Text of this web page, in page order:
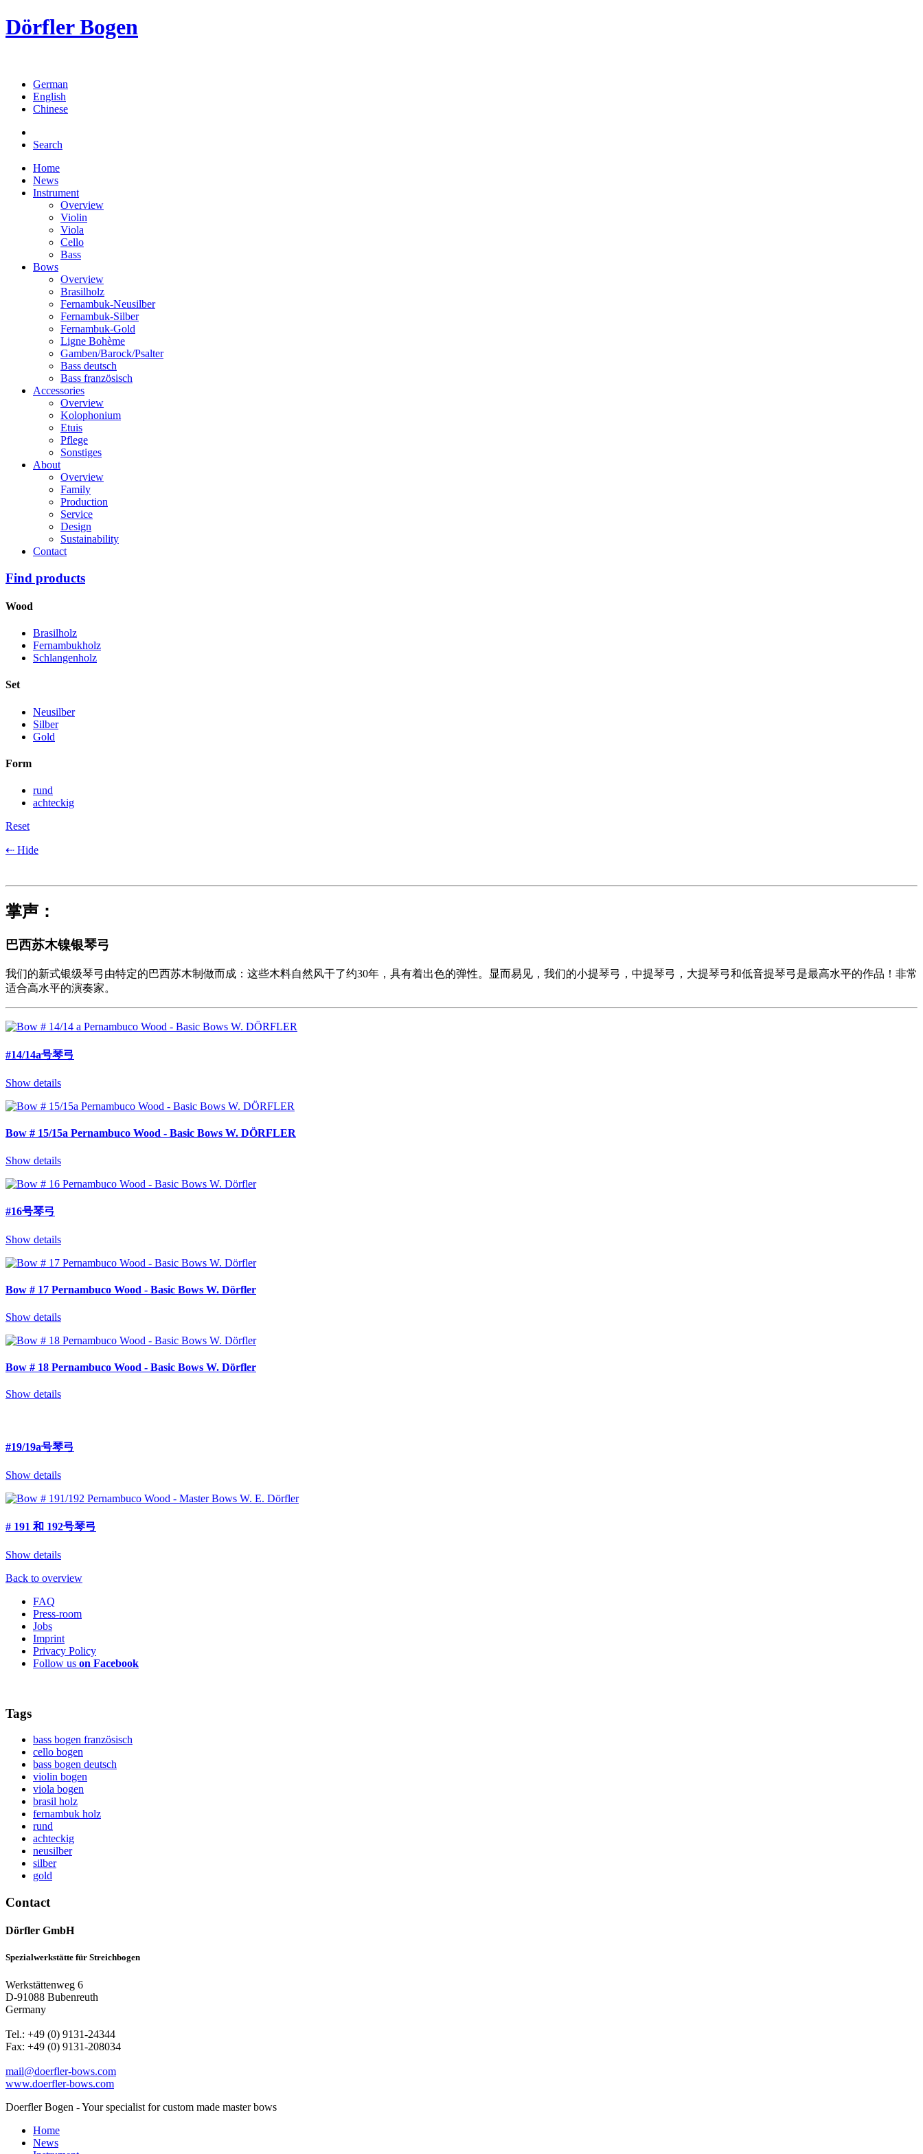
Dörfler Bogen
German
English
Chinese
Search
Home
News
Instrument
Overview
Violin
Viola
Cello
Bass
Bows
Overview
Brasilholz
Fernambuk-Neusilber
Fernambuk-Silber
Fernambuk-Gold
Ligne Bohème
Gamben/Barock/Psalter
Bass deutsch
Bass französisch
Accessories
Overview
Kolophonium
Etuis
Pflege
Sonstiges
About
Overview
Family
Production
Service
Design
Sustainability
Contact
Find products
Wood
Brasilholz
Fernambukholz
Schlangenholz
Set
Neusilber
Silber
Gold
Form
rund
achteckig
Reset
⇠ Hide
掌声：
巴西苏木镍银琴弓
我们的新式银级琴弓由特定的巴西苏木制做而成：这些木料自然风干了约30年，具有着出色的弹性。显而易见，我们的小提琴弓，中提琴弓，大提琴弓和低音提琴弓是最高水平的作品！非常
适合高水平的演奏家。
#14/14a号琴弓
Show details
Bow # 15/15a Pernambuco Wood - Basic Bows W. DÖRFLER
Show details
#16号琴弓
Show details
Bow # 17 Pernambuco Wood - Basic Bows W. Dörfler
Show details
Bow # 18 Pernambuco Wood - Basic Bows W. Dörfler
Show details
#19/19a号琴弓
Show details
# 191 和 192号琴弓
Show details
Back to overview
FAQ
Press-room
Jobs
Imprint
Privacy Policy
Follow us on Facebook
Tags
bass bogen französisch
cello bogen
bass bogen deutsch
violin bogen
viola bogen
brasil holz
fernambuk holz
rund
achteckig
neusilber
silber
gold
Contact
Dörfler GmbH
Spezialwerkstätte für Streichbogen
Werkstättenweg 6
D-91088 Bubenreuth
Germany
Tel.: +49 (0) 9131-24344
Fax: +49 (0) 9131-208034
mail@doerfler-bows.com
www.doerfler-bows.com
Doerfler Bogen - Your specialist for custom made master bows
Home
News